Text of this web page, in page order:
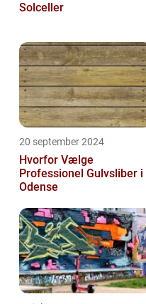
Solceller
20 september 2024
Hvorfor Vælge
Professionel Gulvsliber i
Odense